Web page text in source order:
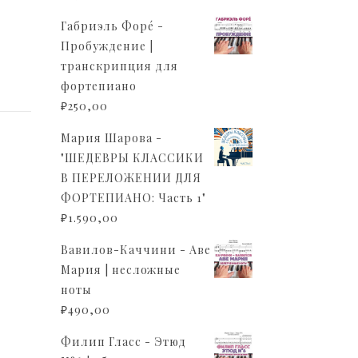
Габриэль Форé -
Пробуждение |
транскрипция для
фортепиано
₽250,00
Мария Шарова -
"ШЕДЕВРЫ КЛАССИКИ
В ПЕРЕЛОЖЕНИИ ДЛЯ
ФОРТЕПИАНО: Часть 1"
₽1.590,00
Вавилов-Каччини - Аве
Мария | несложные
ноты
₽490,00
Филип Гласс - Этюд